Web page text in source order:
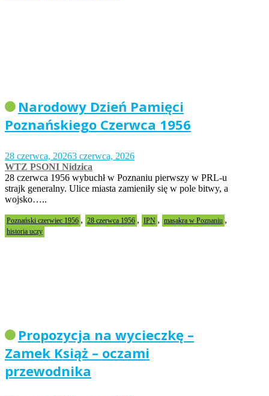
Narodowy Dzień Pamięci
Poznańskiego Czerwca 1956
28 czerwca, 20263 czerwca, 2026
WTZ PSONI Nidzica
28 czerwca 1956 wybuchł w Poznaniu pierwszy w PRL-u
strajk generalny. Ulice miasta zamieniły się w pole bitwy, a
wojsko…..
Poznański czerwiec 1956 , 28 czerwca 1956 , IPN , masakra w Poznaniu ,
historia uczy
Propozycja na wycieczkę –
Zamek Książ – oczami
przewodnika